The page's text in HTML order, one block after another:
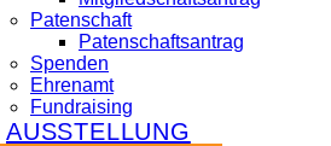
Patenschaft
Patenschaftsantrag
Spenden
Ehrenamt
Fundraising
AUSSTELLUNG